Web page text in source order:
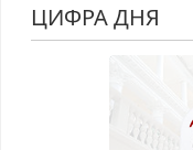
ЦИФРА ДНЯ